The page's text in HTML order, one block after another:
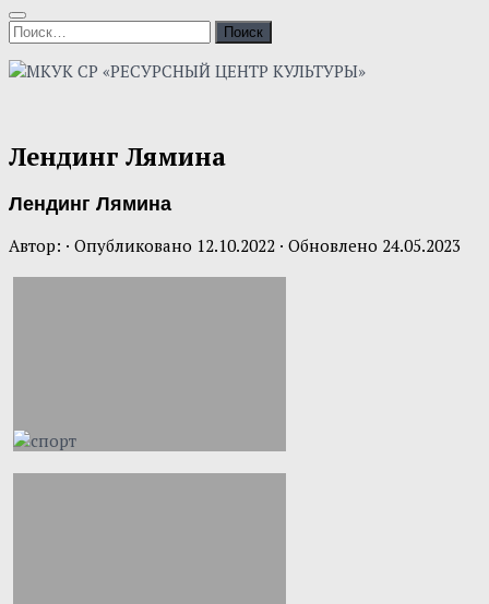
Лендинг Лямина
Лендинг Лямина
Автор: · Опубликовано 12.10.2022 · Обновлено 24.05.2023